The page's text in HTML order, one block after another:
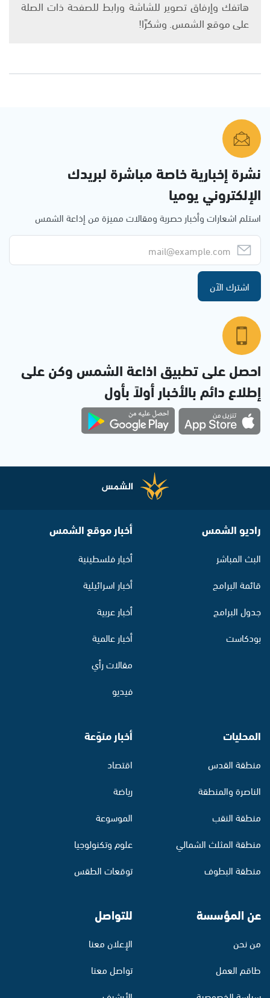
هاتفك وإرفاق تصوير للشاشة ورابط للصفحة ذات الصلة
على موقع الشمس. وشكرًا!
نشرة إخبارية خاصة مباشرة لبريدك
الإلكتروني يوميا
استلم اشعارات وأخبار حصرية ومقالات مميزة من إذاعة الشمس
اشترك الآن
احصل على تطبيق اذاعة الشمس وكن على
إطلاع دائم بالأخبار أولاً بأول
راديو الشمس
البث المباشر
قائمة البرامج
جدول البرامج
بودكاست
أخبار موقع الشمس
أخبار فلسطينية
أخبار اسرائيلية
أخبار عربية
أخبار عالمية
مقالات رأي
فيديو
المحليات
منطقة القدس
الناصرة والمنطقة
منطقة النقب
منطقة المثلث الشمالي
منطقة البطوف
أخبار منوّعة
اقتصاد
رياضة
الموسوعة
علوم وتكنولوجيا
توقعات الطقس
عن المؤسسة
من نحن
طاقم العمل
للتواصل
الإعلان معنا
تواصل معنا